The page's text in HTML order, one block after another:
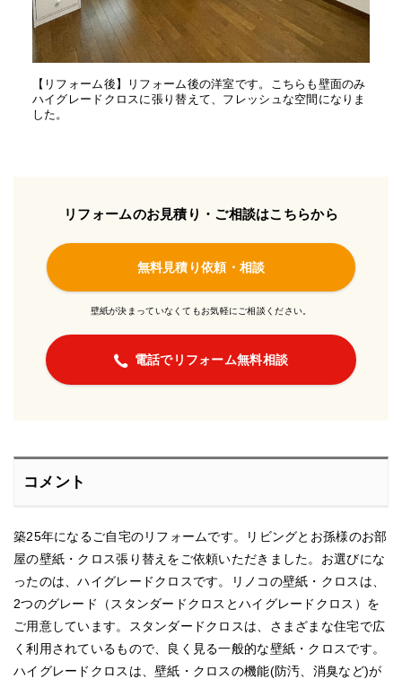
【リフォーム後】リフォーム後の洋室です。こちらも壁面のみ
ハイグレードクロスに張り替えて、フレッシュな空間になりま
した。
リフォームのお見積り・ご相談はこちらから
無料見積り依頼・相談
壁紙が決まっていなくてもお気軽にご相談ください。
電話でリフォーム無料相談
コメント
築25年になるご自宅のリフォームです。リビングとお孫様のお部
屋の壁紙・クロス張り替えをご依頼いただきました。お選びにな
ったのは、ハイグレードクロスです。リノコの壁紙・クロスは、
2つのグレード（スタンダードクロスとハイグレードクロス）を
ご用意しています。スタンダードクロスは、さまざまな住宅で広
く利用されているもので、良く見る一般的な壁紙・クロスです。
ハイグレードクロスは、壁紙・クロスの機能(防汚、消臭など)が